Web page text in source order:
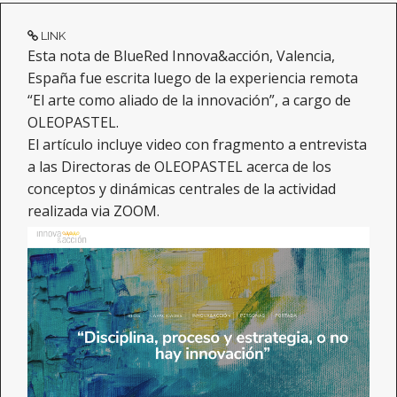
LINK
Esta nota de BlueRed Innova&acción, Valencia,
España fue escrita luego de la experiencia remota
“El arte como aliado de la innovación”, a cargo de
OLEOPASTEL.
El artículo incluye video con fragmento a entrevista
a las Directoras de OLEOPASTEL acerca de los
conceptos y dinámicas centrales de la actividad
realizada via ZOOM.